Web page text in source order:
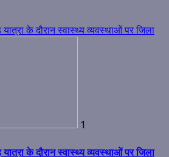
के दौरान स्वास्थ्य व्यवस्थाओं पर जिला
1
के दौरान स्वास्थ्य व्यवस्थाओं पर जिला